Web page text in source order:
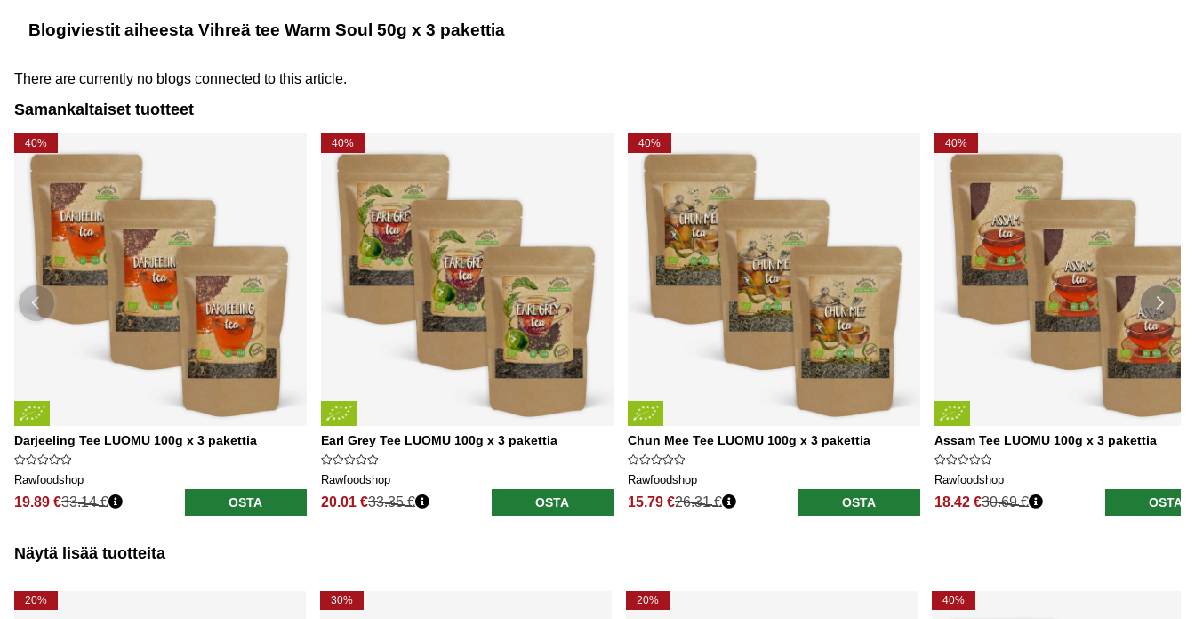
Blogiviestit aiheesta Vihreä tee Warm Soul 50g x 3 pakettia
There are currently no blogs connected to this article.
Samankaltaiset tuotteet
40%
Darjeeling Tee LUOMU 100g x 3 pakettia
Rawfoodshop
19.89 €33.14 € OSTA
40%
Earl Grey Tee LUOMU 100g x 3 pakettia
Rawfoodshop
20.01 €33.35 € OSTA
40%
Chun Mee Tee LUOMU 100g x 3 pakettia
Rawfoodshop
15.79 €26.31 € OSTA
40%
Assam Tee LUOMU 100g x 3 pakettia
Rawfoodshop
18.42 €30.69 € OSTA
Näytä lisää tuotteita
20% 30% 20% 40%